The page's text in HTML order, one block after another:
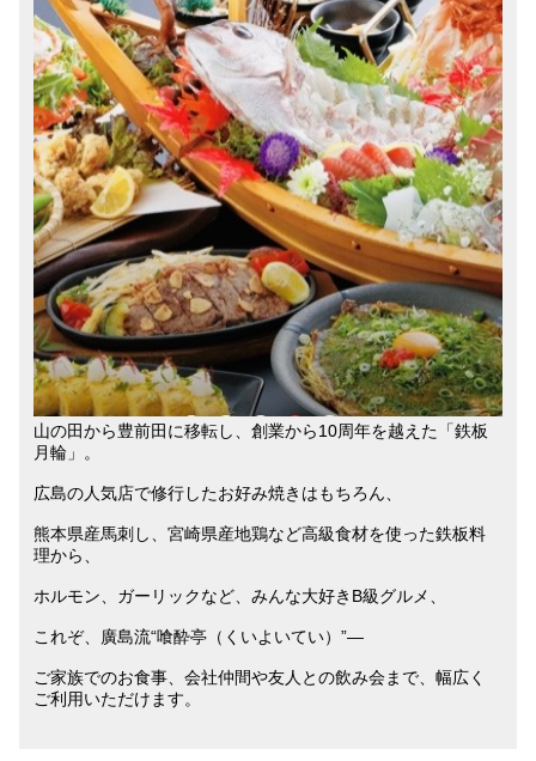
山の田から豊前田に移転し、創業から10周年を越えた「鉄板
月輪」。
広島の人気店で修行したお好み焼きはもちろん、
熊本県産馬刺し、宮崎県産地鶏など高級食材を使った鉄板料
理から、
ホルモン、ガーリックなど、みんな大好きB級グルメ、
これぞ、廣島流“喰酔亭（くいよいてい）”―
ご家族でのお食事、会社仲間や友人との飲み会まで、幅広く
ご利用いただけます。